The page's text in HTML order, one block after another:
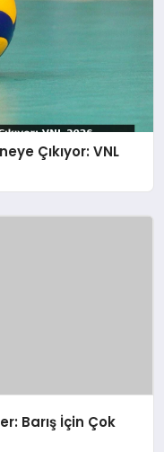
Çıkıyor: VNL
Barış İçin Çok